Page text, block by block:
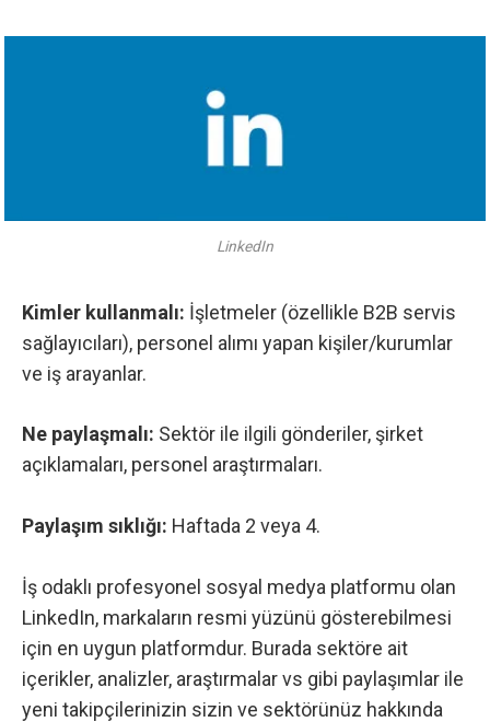
LinkedIn
Kimler kullanmalı: İşletmeler (özellikle B2B servis
sağlayıcıları), personel alımı yapan kişiler/kurumlar
ve iş arayanlar.
Ne paylaşmalı: Sektör ile ilgili gönderiler, şirket
açıklamaları, personel araştırmaları.
Paylaşım sıklığı: Haftada 2 veya 4.
İş odaklı profesyonel sosyal medya platformu olan
LinkedIn, markaların resmi yüzünü gösterebilmesi
için en uygun platformdur. Burada sektöre ait
içerikler, analizler, araştırmalar vs gibi paylaşımlar ile
yeni takipçilerinizin sizin ve sektörünüz hakkında